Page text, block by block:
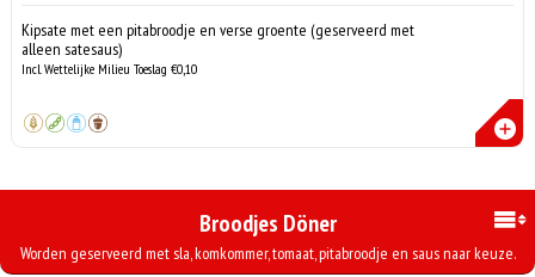
Kipsate met een pitabroodje en verse groente (geserveerd met
alleen satesaus)
Incl. Wettelijke Milieu Toeslag €0,10
Broodjes Döner
Worden geserveerd met sla, komkommer, tomaat, pitabroodje en saus naar keuze.